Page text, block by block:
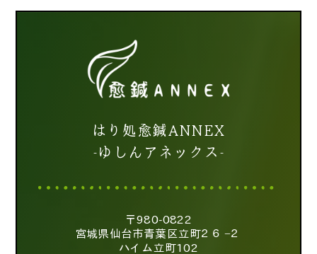
はり処愈鍼ANNEX
-ゆしんアネックス-
〒980-0822
宮城県仙台市青葉区立町２６−２
ハイム立町102